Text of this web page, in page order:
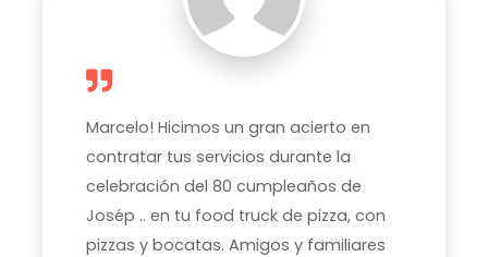
Marcelo! Hicimos un gran acierto en
contratar tus servicios durante la
celebración del 80 cumpleaños de
Josép .. en tu food truck de pizza, con
pizzas y bocatas. Amigos y familiares